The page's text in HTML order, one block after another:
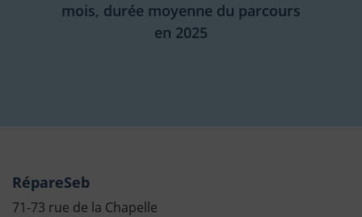
mois, durée moyenne du parcours
en 2025
RépareSeb
71-73 rue de la Chapelle